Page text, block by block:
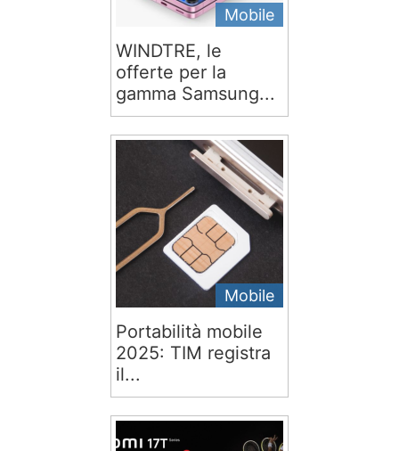
Mobile
WINDTRE, le
offerte per la
gamma Samsung...
Mobile
Portabilità mobile
2025: TIM registra
il...